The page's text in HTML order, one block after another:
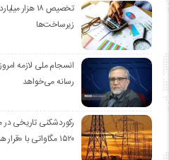
تخصیص ۱۸
زیرساخت‌ها
انسجام ملی لازمه
رسانه می‌خواهد
رکوردشکنی تاریخی
۱۵۲۰ مگاواتی با «قرار همدلی» مردم